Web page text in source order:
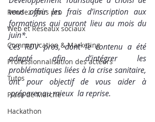
Rendez-vous pro
Web et Réseaux sociaux
Communication & Marketing
Professionnalisation des acteurs
Tutos
Place de Marché
Hackathon
vous offrir les frais d’inscription aux
formations qui auront lieu au mois du
juin*.
Ces RDV pros, dont le contenu a été
adapté afin d’intégrer les
problématiques liées à la crise sanitaire,
ont pour objectif de vous aider à
préparer au mieux  la reprise.